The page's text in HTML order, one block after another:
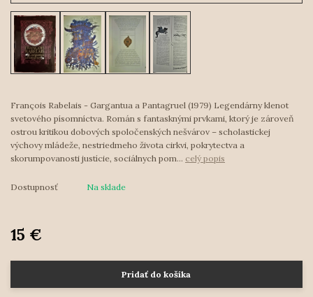
François Rabelais - Gargantua a Pantagruel (1979) Legendárny klenot
svetového písomníctva. Román s fantasknými prvkami, ktorý je zároveň
ostrou kritikou dobových spoločenských nešvárov – scholastickej
výchovy mládeže, nestriedmeho života cirkvi, pokrytectva a
skorumpovanosti justície, sociálnych pom... celý popis
Dostupnosť Na sklade
15 €
Pridať do košíka